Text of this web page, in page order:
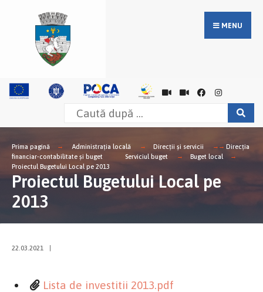
MENU
Prima pagină Administrația locală Direcții și servicii
Direcţia
financiar-contabilitate şi buget
Serviciul buget
Buget local
Proiectul Bugetului Local pe 2013
Proiectul Bugetului Local pe
2013
22.03.2021
Lista de investitii 2013.pdf